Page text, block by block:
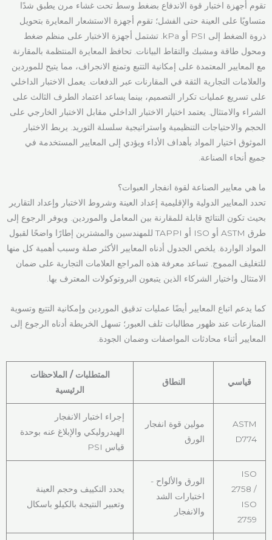
تقوم أجهزة اختبار قوة الاندفاع بضغط وسط تحت غشاء مرن يطبق شدًا
متساويًا على العينة حتى الفشل؛ تقوم أجهزة الاستشعار المعايرة بتحويل
ذروة الضغط إلى PSI أو kPa. تشتمل أجهزة الاختبار على منظم ضغط
ومحول طاقة ومشبك والتقاط البيانات. تحافظ المعايرة المنتظمة بالمقارنة
مع المعايير المعتمدة على إمكانية التتبع وتمنع الانجراف، مما يتيح للموردين
والعلامات التجارية الثقة في المقارنات عبر الدفعات. يعمل الاختبار الداخلي
على تسريع عمليات تكرار التصميم، بينما يساعد اعتماد الطرف الثالث على
الشراء والامتثال. يعتمد اختيار الاختبار الداخلي مقابل الاختبار الخارجي على
الحجم والاحتياجات التنظيمية واستراتيجية سلسلة التوريد. يربط الاختبار
الموثوق اختيار المواد بأهداف الأداء ويؤدي إلى المعايير المستخدمة في
جميع أنحاء الصناعة.
ما هي معايير الصناعة لقوة انفجار العبوات؟
تحدد المعايير الدولية والإقليمية إعداد العينة وشروط الاختبار وإعداد التقارير
بحيث تكون النتائج قابلة للمقارنة بين المعامل والموردين. ويوفر الرجوع إلى
طرق ASTM أو ISO أو TAPPI للمهندسين والمشترين إطارًا واضحًا لقبول
المواد الواردة. يلخص الجدول أدناه المعايير الأكثر صلة وسبب أهمية كل منها
للتغليف المموج. تساعد معرفة هذه المراجع العلامات التجارية على ضمان
الامتثال واختيار الشركاء الذين يتبعون البروتوكولات المعترف بها.
كما يدعم اتباع المعايير أيضًا عمليات تدقيق الموردين وإمكانية التتبع وتسوية
المنازعات عند ظهور مطالبات تلف العبور؛ تسهل الخريطة أدناه الرجوع إلى
المعايير أثناء محادثات المواصفات وضمان الجودة.
قياسي النطاق
المتطلبات / الملاحظات
الرئيسية
ASTM
D774
مولين قوة انفجار
الورق
إجراء اختبار الانفجار
الهيدروليكي والإبلاغ عنه بوحدة
قياس PSI
ISO
2758 /
ISO
2759
الورق والألواح -
اختبارات الشد
والانفجار
يحدد التكييف وحجم العينة
وتعبير النتيجة بالكيلو باسكال